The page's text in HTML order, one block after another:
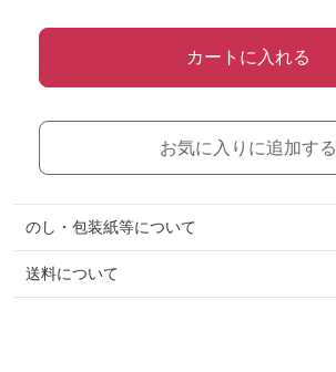
カートに入れる
お気に入りに追加する
のし・包装紙等について
送料について